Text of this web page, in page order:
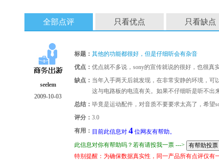
全部点评 只看优点 只看缺点
seelem
2009-10-03
标题： 其他的功能都很好，但是仔细听会有杂音
优点： 优点就不多说，sony的宣传就说的很好，也很
缺点： 当年入手两天后就发现，在非常安静的环境，
这与电路板的电流有关。如果不仔细听是听不出
总结： 毕竟是运动配件，对音质不要要求太高了，希望
评分： 3.0
有用： 目前此信息对 4 位网友有帮助。
此信息对你有帮助吗？若有请投我一票 --->
特别提醒：为确保数据真实性，同一产品所有点评仅有